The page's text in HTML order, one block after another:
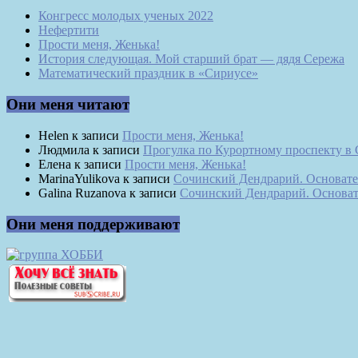
Конгресс молодых ученых 2022
Нефертити
Прости меня, Женька!
История следующая. Мой старший брат — дядя Сережа
Математический праздник в «Сириусе»
Они меня читают
Helen к записи Прости меня, Женька!
Людмила к записи Прогулка по Курортному проспекту в
Елена к записи Прости меня, Женька!
MarinaYulikova к записи Сочинский Дендрарий.
Galina Ruzanova к записи Сочинский Дендрарий.
Они меня поддерживают